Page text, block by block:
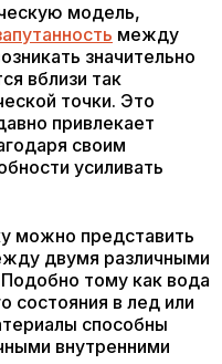
модель,
между
значительно
вблизи так
точки. Это
привлекает
своим
усиливать
можно представить
двумя различными
Подобно тому как вода
состояния в лед или
способны
внутренними